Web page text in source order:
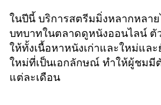
ในปีนี้ บริการสตรีมมิ่งหลากหลาย
บทบาทในตลาดดูหนังออนไลน์ ตั
ให้ทั้งเนื้อหาหนังเก่าและใหม่แล
ใหม่ที่เป็นเอกลักษณ์ ทำให้ผู้ชมมี
แต่ละเดือน